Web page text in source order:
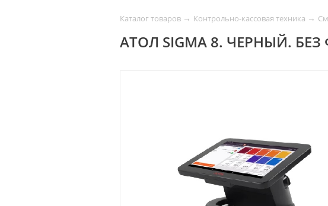
Каталог товаров → Контрольно-кассовая техника →
АТОЛ SIGMA 8. ЧЕРНЫЙ. БЕЗ